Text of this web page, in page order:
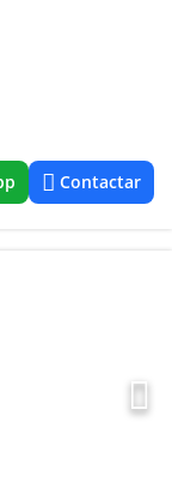
Contactar